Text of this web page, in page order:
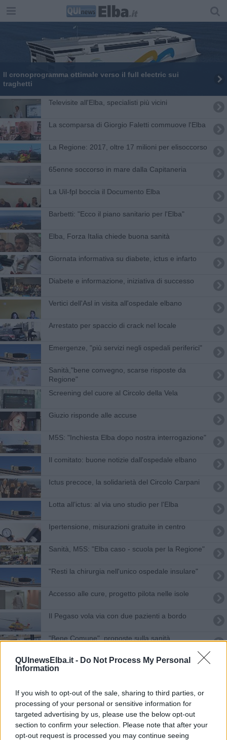
QUInewsElba.it - Do Not Process My Personal
Information
If you wish to opt-out of the sale, sharing to third parties, or
processing of your personal or sensitive information for
targeted advertising by us, please use the below opt-out
section to confirm your selection. Please note that after your
opt-out request is processed you may continue seeing
​Il cronoprogramma ottimale verso il full electric sui
traghetti
Televisite all'Elba, specialisti più vicini
La scomparsa di Giorgio Faletti commuove l'Elba
La Regione: 2017, oltre 17 milioni per elisoccorso
65enne soccorso in mare dalla Capitaneria
La Uil-fpl boccia il Documento Elba
Barbetti: "Ecco il piano sanitario per l'Elba"
​Elba, Forza Italia chiede buona sanità
Giornata informativa su diabete, ictus e infarto
Diabete e informazione, iniziativa di successo
Vertici dell'Asl in visita all'ospedale elbano
Arrestato per spaccio di crack nel locale
Emergenze, "più servizi negli ospedali periferici"
Sanità,"bene convegno, scarse risposte da
Regione"
Screening del cuore al Circolo della Vela
Giuzio risponde alle accuse
M5S: "Inchiesta Elba dopo nostra interrogazione"
Il comitato: buone notizie dall'ospedale elbano
Ictus precoce, la solidarietà del Circolo Carpani
​Lotta all’ictus: al via uno studio per l'Elba
​Ipertensione, misurazioni gratuite in centro
Sanità, M5S: "Elba caso - scuola per la Regione"
"Resti la chirurgia nell'unico ospedale insulare"
Accesso alle cure, progetto pilota nelle isole
Il Pegaso vola via con due pazienti a bordo
"Bene Comune", proposte sulla sanità
Sanità, "basta promesse, servono azioni
concrete"
Prevenzione dell'ictus, iniziativa al De Laugier
​Secondo Porges e secondo me